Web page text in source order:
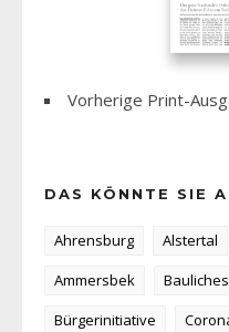
Vorherige Print-
DAS KÖNNTE SIE
Ahrensburg Alstertal
Ammersbek
Bauliches
Bürgerinitiative